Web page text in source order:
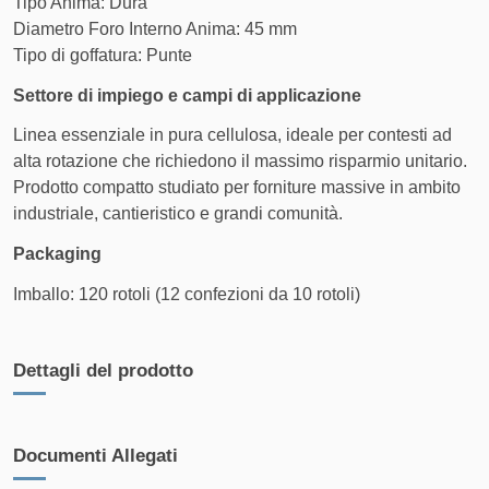
ARCO
tracciabilità inclusa
FASCIA DI PESO COSTO DI SPEDIZIONE
Da 30 kg a 50.1 kg 22,50 €
Da 50.1 kg a 100.1 kg 24,50 €
Da 150.1 kg a 200.1 kg 40,50 €
Diametro Foro Interno Anima: 45 mm
Tipo di goffatura: Punte
Settore di impiego e campi di applicazione
Linea essenziale in pura cellulosa, ideale per contesti ad
alta rotazione che richiedono il massimo risparmio unitario.
Prodotto compatto studiato per forniture massive in ambito
industriale, cantieristico e grandi comunità.
Packaging
Imballo: 120 rotoli (12 confezioni da 10 rotoli)
Dettagli del prodotto
Documenti Allegati